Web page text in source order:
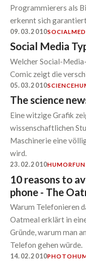
Programmierers als
erkennt sich
09.03.2010
Social Media
Welcher Social-
Comic zeigt die
05.03.2010SCIENCE
The science
Eine witzige Grafik
wissenschaftlichen
Maschinerie eine
wird.
23.02.2010HUMORFUN
10 reasons to
phone - The
Warum Telefonieren
Oatmeal erklärt in
Gründe, warum man
Telefon gehen würde.
14.02.2010PHOTO